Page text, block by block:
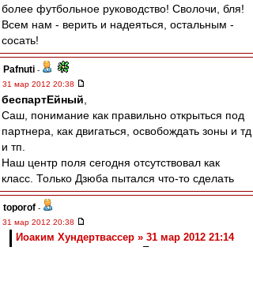
более футбольное руководство! Сволочи, бля!
Всем нам - верить и надеяться, остальным -
сосать!
Pafnuti -
31 мар 2012 20:38
беспартЕйный
Саш, понимание как правильно открыться под
партнера, как двигаться, освобождать зоны и тд
и тп.
Наш центр поля сегодня отсутствовал как
класс. Только Дзюба пытался что-то сделать
toporof -
31 мар 2012 20:38
Иоаким Хундертвассер » 31 мар 2012 21:14
енит работает с судьями. Пока не будет